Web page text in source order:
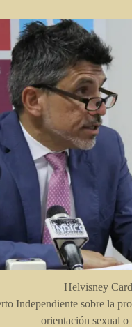
Helvisney
Independiente sobre la
orientación sexual o